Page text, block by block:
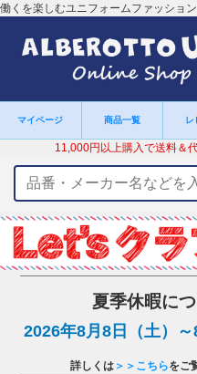
働くを楽しむユニフォームファッショ
マイページ 商品一覧 レ
11,000円以上購入で送料＆
ー
ワ
ー
ド
夏季休暇に
2026年8月8日（土）～
詳しくは ＞＞こちらをご